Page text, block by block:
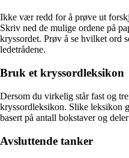
Ikke vær redd for å prøve ut
Skriv ned de mulige ordene på
kryssordet. Prøv å se hvilket ord
ledetrådene.
Bruk et kryssordleksikon
Dersom du virkelig står fast og
kryssordleksikon. Slike leksikon
basert på antall bokstaver og
Avsluttende tanker